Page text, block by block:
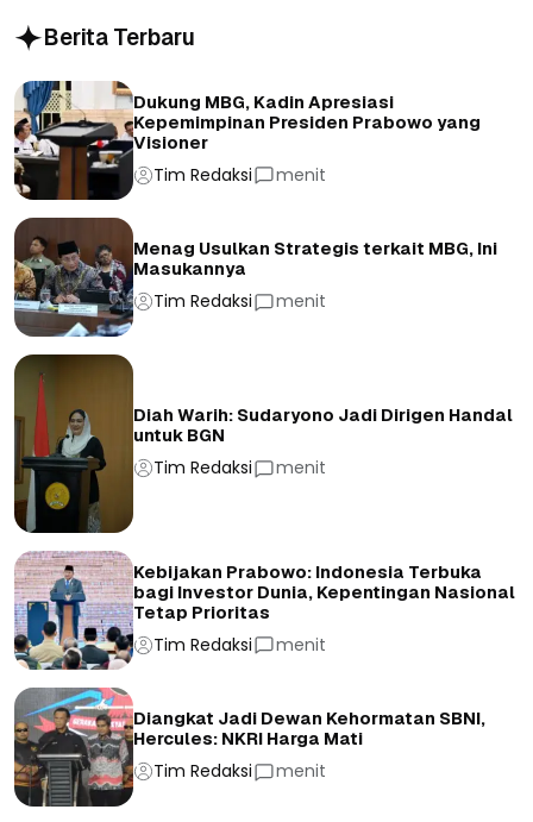
Berita Terbaru
Dukung MBG, Kadin Apresiasi
Kepemimpinan Presiden Prabowo yang
Visioner
Tim Redaksi menit
Menag Usulkan Strategis terkait MBG, Ini
Masukannya
Tim Redaksi menit
Diah Warih: Sudaryono Jadi Dirigen Handal
untuk BGN
Tim Redaksi menit
Kebijakan Prabowo: Indonesia Terbuka
bagi Investor Dunia, Kepentingan Nasional
Tetap Prioritas
Tim Redaksi menit
Diangkat Jadi Dewan Kehormatan SBNI,
Hercules: NKRI Harga Mati
Tim Redaksi menit